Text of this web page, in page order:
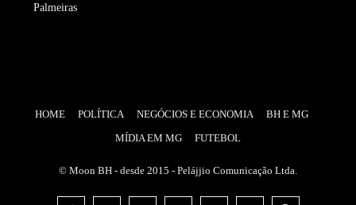
Palmeiras
HOME POLÍTICA NEGÓCIOS E ECONOMIA
BH E MG
MÍDIA EM MG
FUTEBOL
© Moon BH - desde 2015 - Pelájjio Comunicação Ltda.